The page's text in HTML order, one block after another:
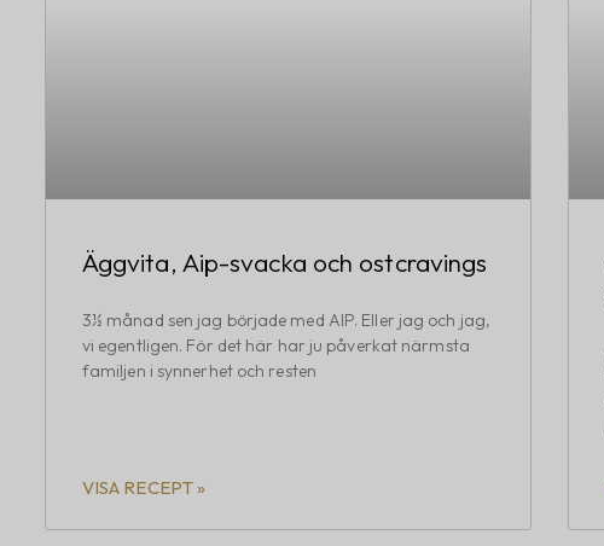
Äggvita, Aip-svacka och ostcravings
3½ månad sen jag började med AIP. Eller jag och jag,
vi egentligen. För det här har ju påverkat närmsta
familjen i synnerhet och resten
VISA RECEPT »